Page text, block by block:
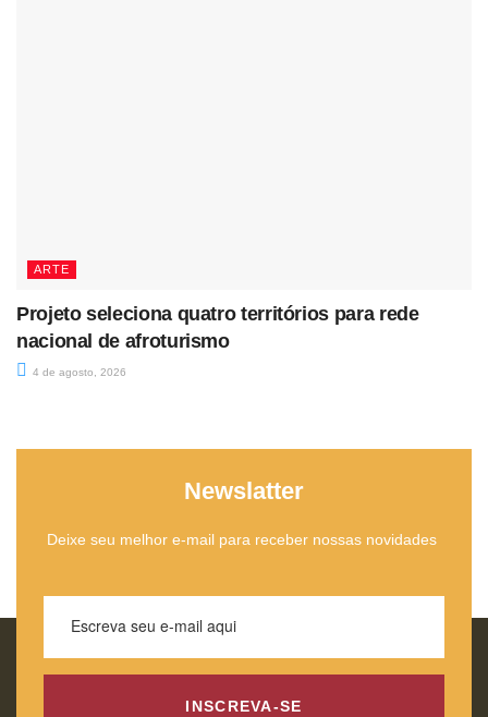
ARTE
Projeto seleciona quatro territórios para rede
nacional de afroturismo
4 de agosto, 2026
Newslatter
Deixe seu melhor e-mail para receber nossas novidades
INSCREVA-SE